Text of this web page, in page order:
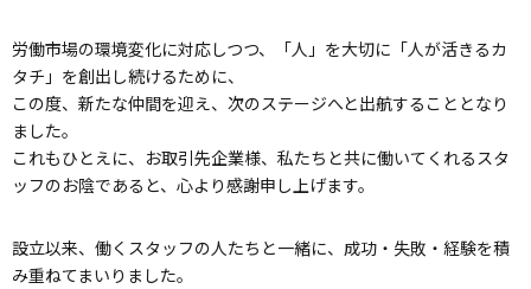
人材をお探しの企業様へ
お仕事をお探しの方へ
会社案内
よくあるご質問
労働市場の環境変化に対応しつつ、「人」を大切に「人が活きるカ
タチ」を創出し続けるために、
この度、新たな仲間を迎え、次のステージへと出航することとなり
ました。
これもひとえに、お取引先企業様、私たちと共に働いてくれるスタ
ッフのお陰であると、心より感謝申し上げます。
設立以来、働くスタッフの人たちと一緒に、成功・失敗・経験を積
み重ねてまいりました。